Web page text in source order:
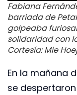
Fabiana
barriada de
golpeaba
solidaridad con
Cortesía: Mie
En la mañana
se